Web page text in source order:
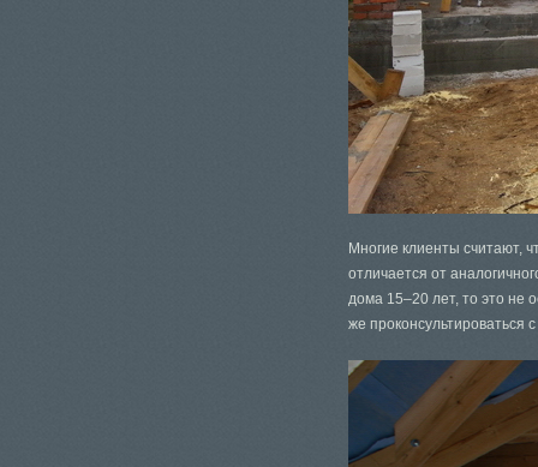
Многие клиенты считают,
отличается от
дома 15–20 лет, то это не
же